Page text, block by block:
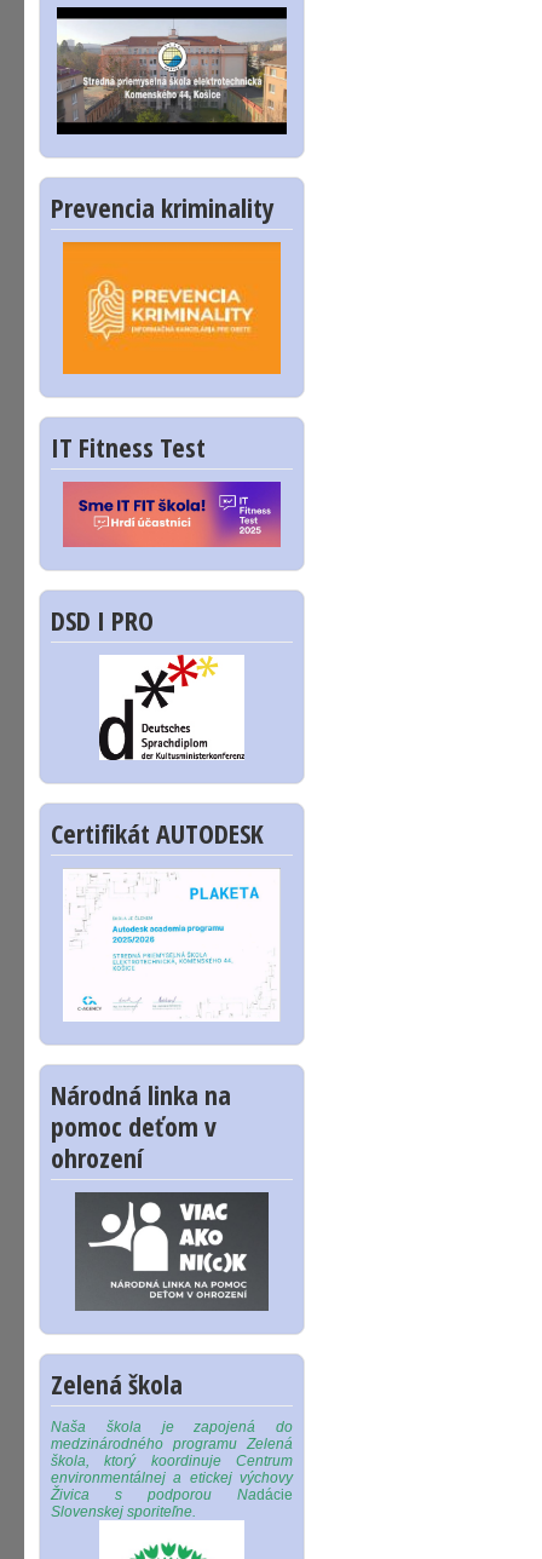
Prevencia kriminality
IT Fitness Test
DSD I PRO
Certifikát AUTODESK
Národná linka na
pomoc deťom v
ohrození
Zelená škola
Naša škola je zapojená do
medzinárodného programu Zelená
škola, ktorý koordinuje Centrum
environmentálnej a etickej výchovy
Živica s podporou Nadácie
Slovenskej sporiteľne.